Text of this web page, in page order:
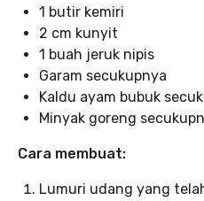
1 butir kemiri
2 cm kunyit
1 buah jeruk nipis
Garam secukupnya
Kaldu ayam bubuk
Minyak goreng
Cara membuat:
Lumuri udang yang